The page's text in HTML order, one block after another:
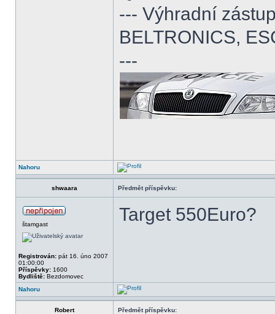
--- Výhradní
BELTRONICS,
---
Nahoru
shwaara Předmět příspěvku:
štamgast
Registrován: pát 16. úno 2007
01:00:00
Příspěvky: 1600
Bydliště: Bezdomovec
Target 550Euro?
Nahoru
Robert Předmět příspěvku: